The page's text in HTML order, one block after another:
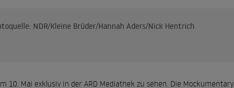
NDR/Kleine Brüder/Hannah Aders/Nick Hentrich
10. Mai exklusiv in der ARD Mediathek zu sehen. Die Mockumentary